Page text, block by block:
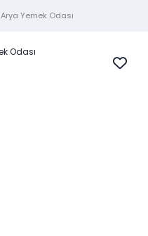
Arya Yemek Odası